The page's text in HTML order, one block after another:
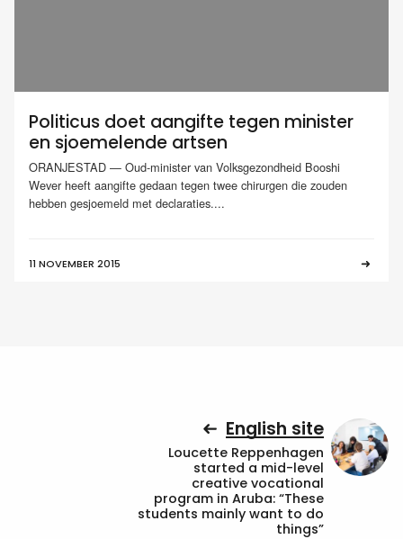
Politicus doet aangifte tegen minister
en sjoemelende artsen
ORANJESTAD — Oud-minister van Volksgezondheid Booshi
Wever heeft aangifte gedaan tegen twee chirurgen die zouden
hebben gesjoemeld met declaraties....
11 NOVEMBER 2015
English site
Loucette Reppenhagen
started a mid-level
creative vocational
program in Aruba: “These
students mainly want to do
things”